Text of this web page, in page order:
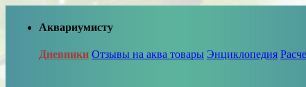
Аквариумисту
Дневники Отзывы на аква товары Энциклопедия